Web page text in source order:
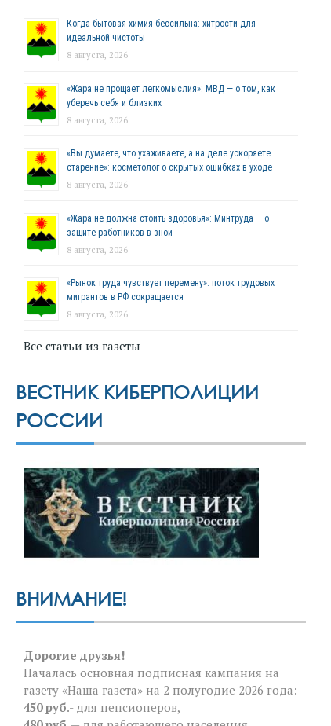
Когда бытовая химия бессильна: хитрости для
идеальной чистоты
8 августа, 2026
«Жара не прощает легкомыслия»: МВД — о том, как
уберечь себя и близких
8 августа, 2026
«Вы думаете, что ухаживаете, а на деле ускоряете
старение»: косметолог о скрытых ошибках в уходе
8 августа, 2026
«Жара не должна стоить здоровья»: Минтруда — о
защите работников в зной
8 августа, 2026
«Рынок труда чувствует перемену»: поток трудовых
мигрантов в РФ сокращается
8 августа, 2026
Все статьи из газеты
ВЕСТНИК КИБЕРПОЛИЦИИ
РОССИИ
ВНИМАНИЕ!
Дорогие друзья!
Началась основная подписная кампания на
газету «Наша газета» на 2 полугодие 2026 года:
450 руб.- для пенсионеров,